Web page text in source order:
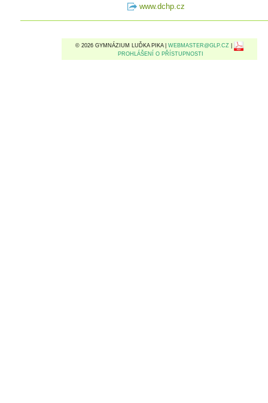
www.dchp.cz
© 2026 GYMNÁZIUM LUĎKA PIKA |WEBMASTER@GLP.CZ
PROHLÁŠENÍ O PŘÍSTUPNOSTI